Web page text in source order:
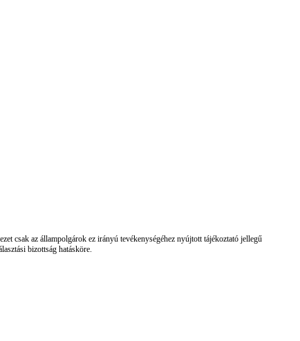
csak az állampolgárok ez irányú tevékenységéhez nyújtott tájékoztató jellegű
bizottság hatásköre.